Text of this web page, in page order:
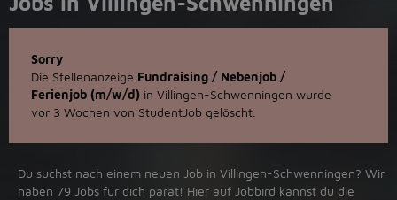
Sorry
Die Stellenanzeige Fundraising / Nebenjob /
Ferienjob (m/w/d) in Villingen-Schwenningen wurde
vor 3 Wochen von StudentJob gelöscht.
Du suchst nach einem neuen Job in Villingen-Schwenningen? Wir
haben 79 Jobs für dich parat! Hier auf Jobbird kannst du die